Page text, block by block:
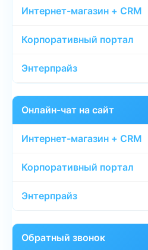
Онлайн-чат на сайт
Обратный звонок